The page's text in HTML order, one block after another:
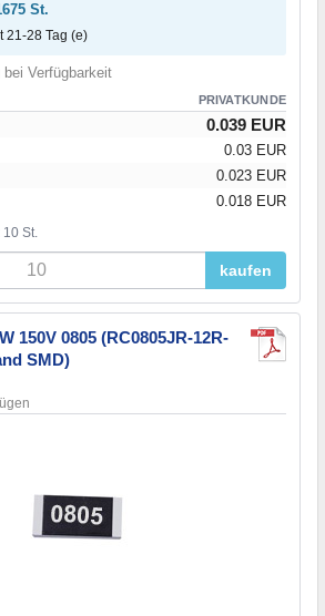
St.
21-28 Tag (e)
Verfügbarkeit
PRIVATKUNDE
0.039 EUR
0.03 EUR
0.023 EUR
0.018 EUR
St.
kaufen
150V 0805 (RC0805JR-12R-
SMD)